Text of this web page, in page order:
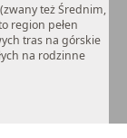
też Średnim,
region pełen
tras na górskie
na rodzinne